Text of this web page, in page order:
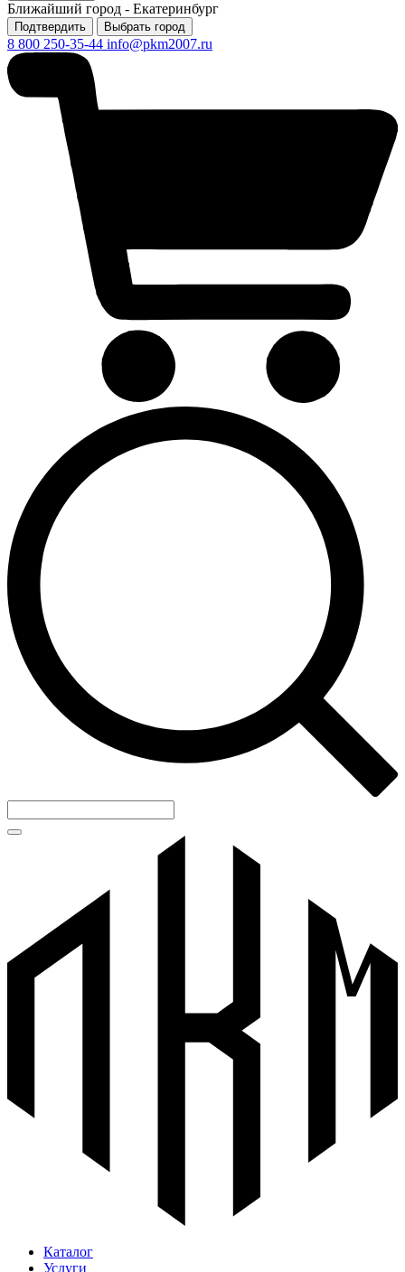
Ближайший город - Екатеринбург
Подтвердить Выбрать город
8 800 250-35-44 info@pkm2007.ru
Каталог
Услуги